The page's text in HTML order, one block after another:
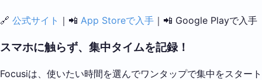
🔗 公式サイト ｜📲 App Storeで入手 ｜📲 Google Playで入手
スマホに触らず、集中タイムを記録！
Focusiは、使いたい時間を選んでワンタップで集中をスタート